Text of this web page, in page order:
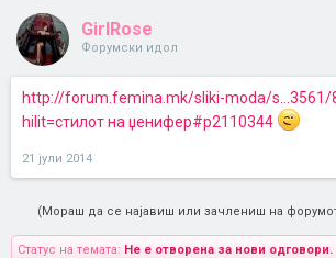
GirlRose
Форумски идол
http://forum.femina.mk/sliki-moda/s...3561/
hilit=стилот на џенифер#p2110344
21 јули 2014
(Мораш да се најавиш или зачлениш на
Статус на темата: Не е отворена за нови одговори.